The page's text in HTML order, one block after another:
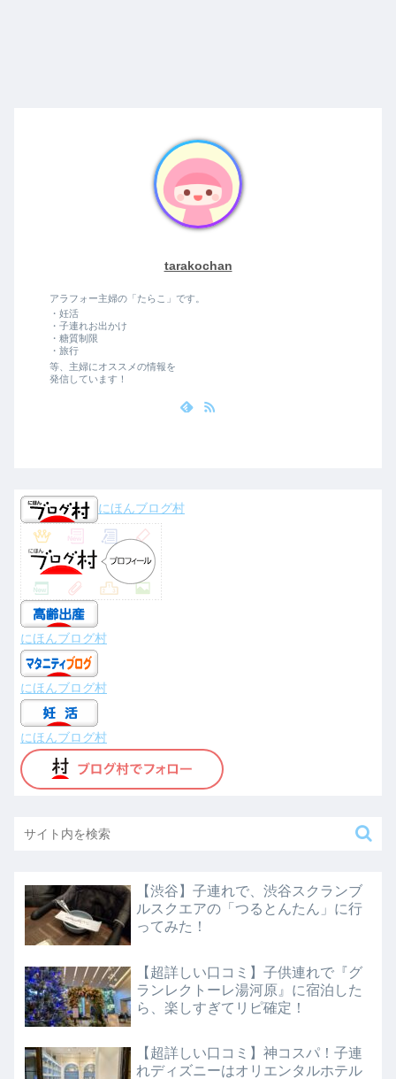
tarakochan
アラフォー主婦の「たらこ」です。
・妊活
・子連れお出かけ
・糖質制限
・旅行
等、主婦にオススメの情報を
発信しています！
にほんブログ村
にほんブログ村
にほんブログ村
にほんブログ村
【渋谷】子連れで、渋谷スクランブ
ルスクエアの「つるとんたん」に行
ってみた！
【超詳しい口コミ】子供連れで『グ
ランレクトーレ湯河原』に宿泊した
ら、楽しすぎてリピ確定！
【超詳しい口コミ】神コスパ！子連
れディズニーはオリエンタルホテル